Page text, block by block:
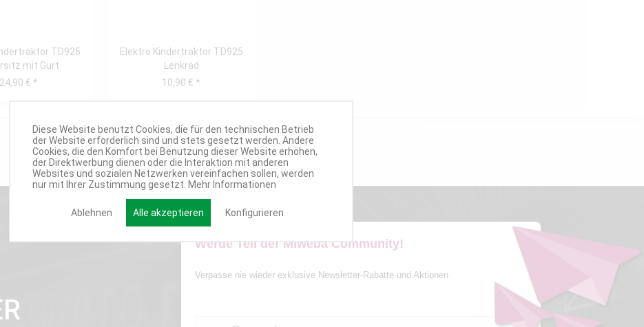
TD925
mit Gurt
24,90 € *
Elektro Kindertraktor TD925
Lenkrad
10,90 € *
Werde Teil der Miweba Community!
Verpasse nie wieder exklusive Newsletter-Rabatte und Aktionen
Diese Website benutzt Cookies, die für den technischen Betrieb
der Website erforderlich sind und stets gesetzt werden. Andere
Cookies, die den Komfort bei Benutzung dieser Website erhöhen,
der Direktwerbung dienen oder die Interaktion mit anderen
Websites und sozialen Netzwerken vereinfachen sollen, werden
nur mit Ihrer Zustimmung gesetzt. Mehr Informationen
Ablehnen Alle akzeptieren Konfigurieren